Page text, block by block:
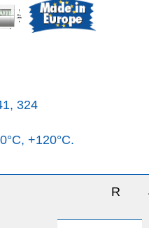
324
+120°C.
R